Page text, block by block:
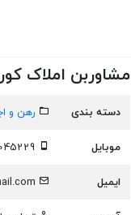
مشاوربن املاک
دسته بندی
رهن و
موبایل
ایمیل